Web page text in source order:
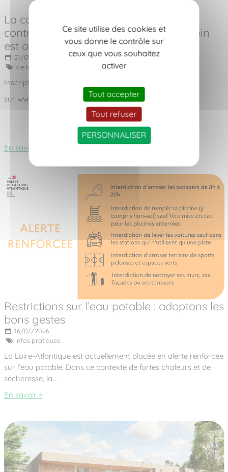
La campagne 2026 de lutte collective
contre la chenille processionnaire du pin
est ouverte !
21/07/2026
Vie locale,
Habitat et urbanisme
Inscription du 15 juin au 15 septembre
sur www.polleniz.fr
En savoir +
Restrictions sur l’eau potable : adoptons les
bons gestes
16/07/2026
Infos pratiques
La Loire-Atlantique est actuellement placée en alerte renforcée
sur l’eau potable. Dans ce contexte de fortes chaleurs et de
sécheresse, la…
En savoir +
Ce site utilise des cookies et
vous donne le contrôle sur
ceux que vous souhaitez
activer
Tout accepter
Tout refuser
PERSONNALISER